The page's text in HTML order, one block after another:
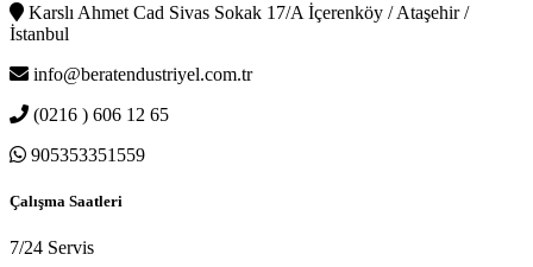
Karslı Ahmet Cad Sivas Sokak 17/A İçerenköy / Ataşehir /
İstanbul
info@beratendustriyel.com.tr
(0216 ) 606 12 65
905353351559
Çalışma Saatleri
7/24 Servis